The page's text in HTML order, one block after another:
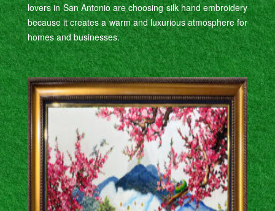
lovers in San Antonio are choosing silk hand embroidery
because it creates a warm and luxurious atmosphere for
homes and businesses.